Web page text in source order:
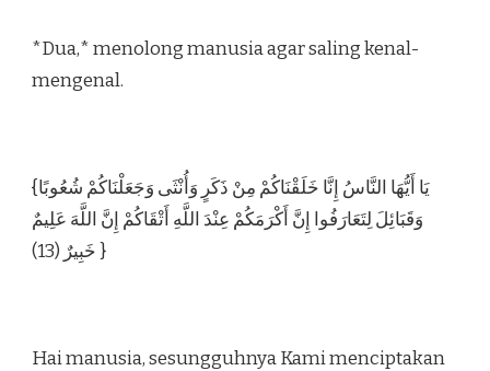
*Dua,* menolong manusia agar saling kenal-
mengenal.
{يَا أَيُّهَا النَّاسُ إِنَّا خَلَقْنَاكُمْ مِنْ ذَكَرٍ وَأُنْثَى وَجَعَلْنَاكُمْ شُعُوبًا
وَقَبَائِلَ لِتَعَارَفُوا إِنَّ أَكْرَمَكُمْ عِنْدَ اللَّهِ أَتْقَاكُمْ إِنَّ اللَّهَ عَلِيمٌ
خَبِيرٌ (13) }
Hai manusia, sesungguhnya Kami menciptakan